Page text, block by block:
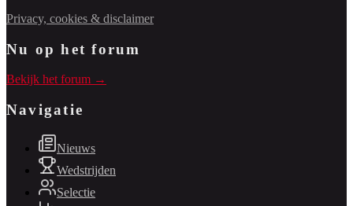
Privacy, cookies & disclaimer
Nu op het forum
Bekijk het forum →
Navigatie
Nieuws
Wedstrijden
Selectie